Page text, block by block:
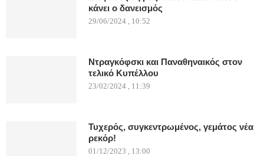
κάνει ο δανεισμός
29/06/2024 , 10:52
Ντραγκόφσκι και Παναθηναικός στον
τελικό Κυπέλλου
23/02/2024 , 11:39
Τυχερός, συγκεντρωμένος, γεμάτος νέα
ρεκόρ!
01/12/2023 , 13:00